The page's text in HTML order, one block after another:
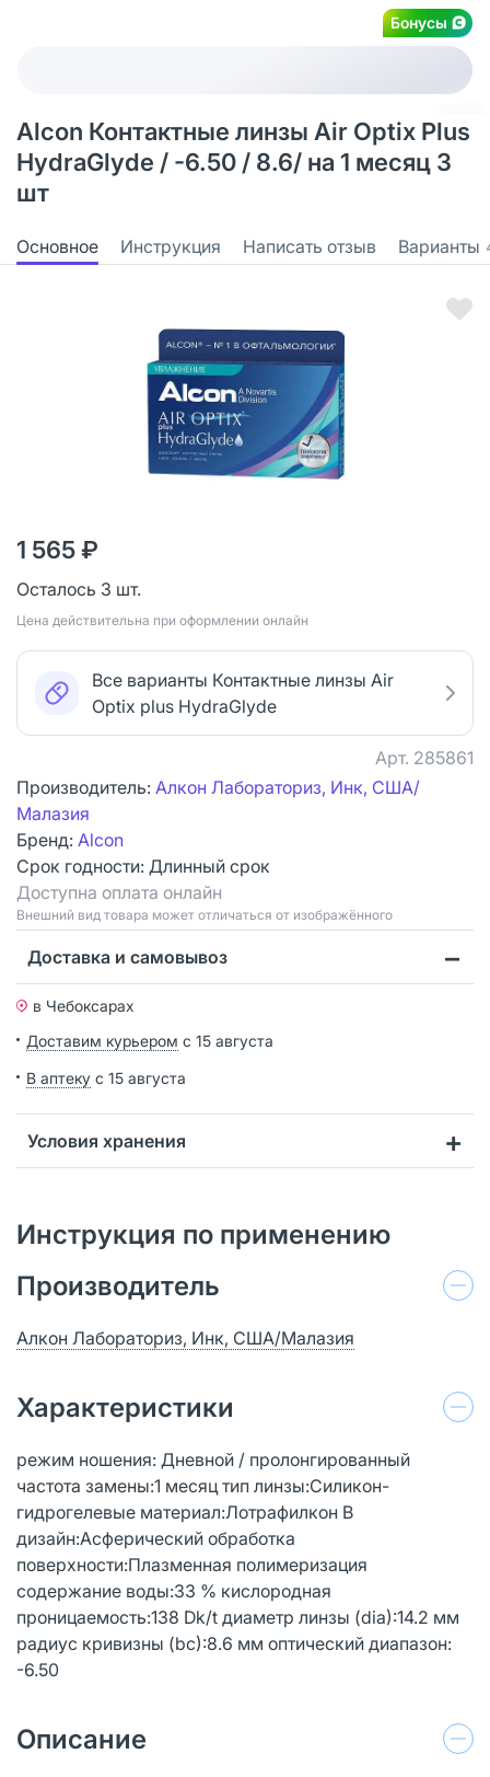
Бонусы
Alcon Контактные линзы Air Optix Plus
HydraGlyde / -6.50 / 8.6/ на 1 месяц 3
шт
Основное Инструкция Написать отзыв Варианты
1 565 ₽
Осталось 3 шт.
Цена действительна при оформлении онлайн
Все варианты Контактные линзы Air
Optix plus HydraGlyde
Арт. 285861
Производитель: Алкон Лабораториз, Инк, США/
Малазия
Бренд: Alcon
Срок годности: Длинный срок
Доступна оплата онлайн
Bнешний вид товара может отличаться от изображённого
Доставка и самовывоз
в Чебоксарах
Доставим курьером с 15 августа
В аптеку с 15 августа
Условия хранения
Инструкция по применению
Производитель
Алкон Лабораториз, Инк, США/Малазия
Характеристики
режим ношения: Дневной / пролонгированный
частота замены:1 месяц тип линзы:Cиликон-
гидрогелевые материал:Лотрафилкон B
дизайн:Асферический обработка
поверхности:Плазменная полимеризация
содержание воды:33 % кислородная
проницаемость:138 Dk/t диаметр линзы (dia):14.2 мм
радиус кривизны (bc):8.6 мм оптический диапазон:
-6.50
Описание